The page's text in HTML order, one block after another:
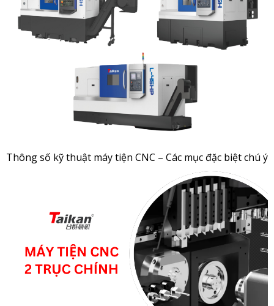
Thông số kỹ thuật máy tiện CNC – Các mục đặc biệt chú ý